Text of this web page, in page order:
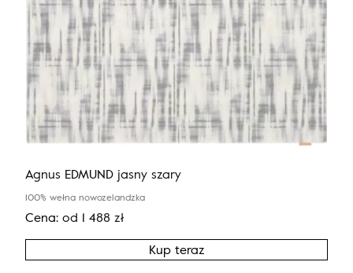
Agnus EDMUND jasny szary
100% wełna nowozelandzka
Cena: od 1 488 zł
Kup teraz